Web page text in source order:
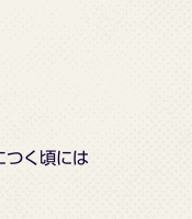
つく頃には